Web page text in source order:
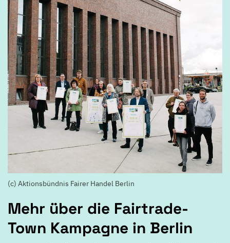
Mehr über die Fairtrade-
Town Kampagne in Berlin
(c) Aktionsbündnis Fairer Handel Berlin